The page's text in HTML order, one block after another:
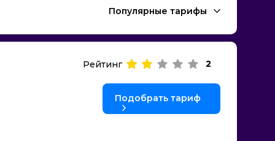
Популярные тарифы
Рейтинг 2
Подобрать тариф